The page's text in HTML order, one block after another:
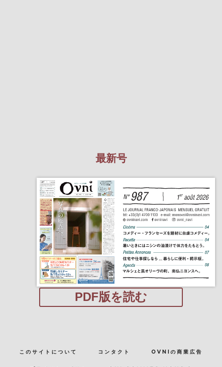
最新号
PDF版を読む
このサイトについて コンタクト OVNIの商業広告